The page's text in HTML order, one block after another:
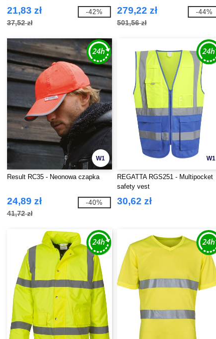
21,83 zł
37,52 zł
-42% 279,22 zł
501,56 zł
-44%
W1
Result RC35 - Neonowa czapka
24,89 zł
41,72 zł
-40%
W1
REGATTA RGS251 - Multipocket
safety vest
30,62 zł